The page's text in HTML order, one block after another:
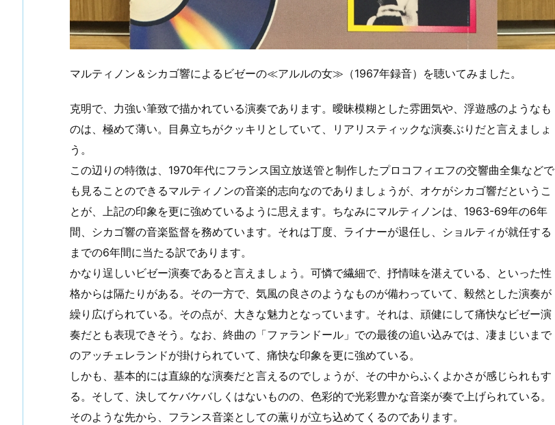
マルティノン＆シカゴ響によるビゼーの≪アルルの女≫（1967年録音）を聴いてみました。
克明で、力強い筆致で描かれている演奏であります。曖昧模糊とした雰囲気や、浮遊感のようなも
のは、極めて薄い。目鼻立ちがクッキリとしていて、リアリスティックな演奏ぶりだと言えましょ
う。
この辺りの特徴は、1970年代にフランス国立放送管と制作したプロコフィエフの交響曲全集などで
も見ることのできるマルティノンの音楽的志向なのでありましょうが、オケがシカゴ響だというこ
とが、上記の印象を更に強めているように思えます。ちなみにマルティノンは、1963-69年の6年
間、シカゴ響の音楽監督を務めています。それは丁度、ライナーが退任し、ショルティが就任する
までの6年間に当たる訳であります。
かなり逞しいビゼー演奏であると言えましょう。可憐で繊細で、抒情味を湛えている、といった性
格からは隔たりがある。その一方で、気風の良さのようなものが備わっていて、毅然とした演奏が
繰り広げられている。その点が、大きな魅力となっています。それは、頑健にして痛快なビゼー演
奏だとも表現できそう。なお、終曲の「ファランドール」での最後の追い込みでは、凄まじいまで
のアッチェレランドが掛けられていて、痛快な印象を更に強めている。
しかも、基本的には直線的な演奏だと言えるのでしょうが、その中からふくよかさが感じられもす
る。そして、決してケバケバしくはないものの、色彩的で光彩豊かな音楽が奏で上げられている。
そのような先から、フランス音楽としての薫りが立ち込めてくるのであります。